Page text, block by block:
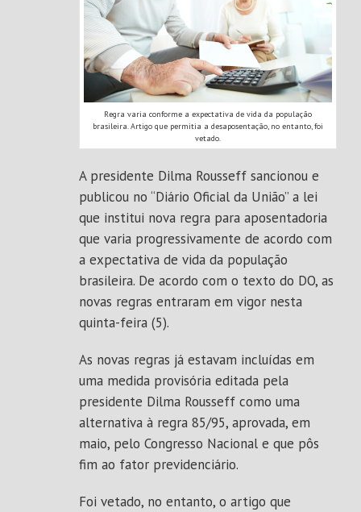
Regra varia conforme a expectativa de vida da população
brasileira. Artigo que permitia a desaposentação, no entanto, foi
vetado.
A presidente Dilma Rousseff sancionou e
publicou no “Diário Oficial da União” a lei
que institui nova regra para aposentadoria
que varia progressivamente de acordo com
a expectativa de vida da população
brasileira. De acordo com o texto do DO, as
novas regras entraram em vigor nesta
quinta-feira (5).
As novas regras já estavam incluídas em
uma medida provisória editada pela
presidente Dilma Rousseff como uma
alternativa à regra 85/95, aprovada, em
maio, pelo Congresso Nacional e que pôs
fim ao fator previdenciário.
Foi vetado, no entanto, o artigo que